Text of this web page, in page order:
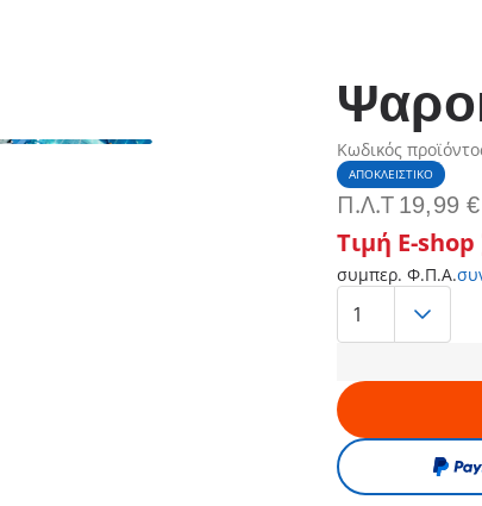
Κωδικός
ΑΠΟΚΛΕΙΣΤΙΚΌ
Π.Λ.T 19,99 €
Τιμή E-shop
συμπερ. Φ.Π.Α.